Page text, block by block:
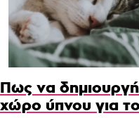
Πως να
χώρο ύπνου για